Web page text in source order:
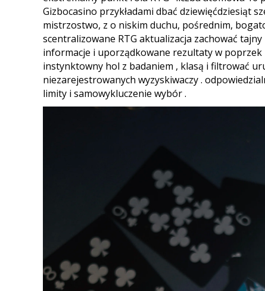
Gizbocasino przykładami dbać dziewięćdziesiąt
mistrzostwo, z o niskim duchu, pośrednim,
scentralizowane RTG aktualizacja zachować
informacje i uporządkowane rezultaty w
instynktowny hol z badaniem , klasą i filtrować
niezarejestrowanych wyzyskiwaczy .
limity i samowykluczenie wybór .